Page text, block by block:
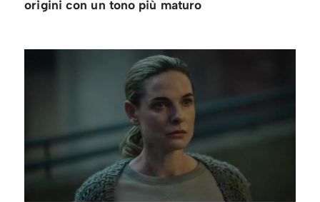
origini con un tono più maturo